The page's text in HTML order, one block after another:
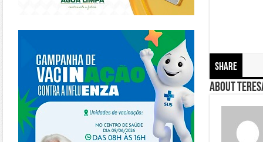
Share
About
https://piracanjuba.go.gov.br/